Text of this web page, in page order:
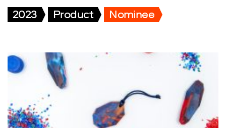
2023 Product Nominee